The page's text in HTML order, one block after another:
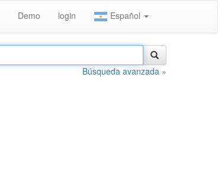
Demo login Español
Búsqueda avanzada »